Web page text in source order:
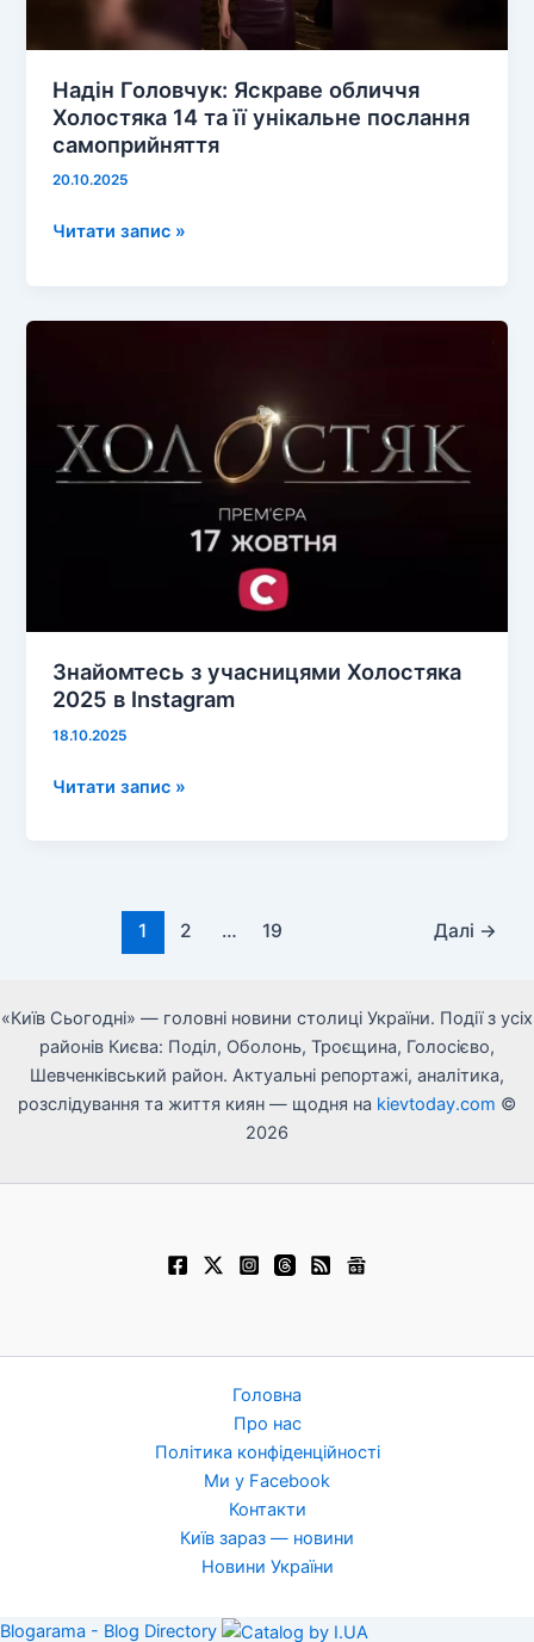
Надін Головчук: Яскраве обличчя
Холостяка 14 та її унікальне послання
самоприйняття
20.10.2025
Надін
обличчя
її
унікальне
послання
Читати запис »
Знайомтесь з учасницями Холостяка
2025 в Instagram
18.10.2025
Знайомтесь
Instagram
Читати запис »
1 2 … 19 Далі →
«Київ Сьогодні» — головні новини столиці України. Події з усіх
районів Києва: Поділ, Оболонь, Троєщина, Голосієво,
Шевченківський район. Актуальні репортажі, аналітика,
розслідування та життя киян — щодня на kievtoday.com ©
2026
Головна
Про нас
Політика конфіденційності
Ми у Facebook
Контакти
Київ зараз — новини
Новини України
Blogarama - Blog Directory